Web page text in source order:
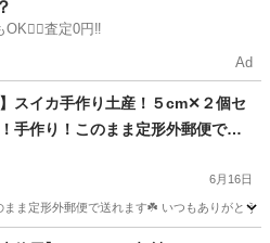
査定0円‼️
Ad
スイカ手作り土産！５cm✕２個セ
手作り！このまま定形外郵便で送
6月16日
まま定形外郵便で送れます☘️ いつもありがと